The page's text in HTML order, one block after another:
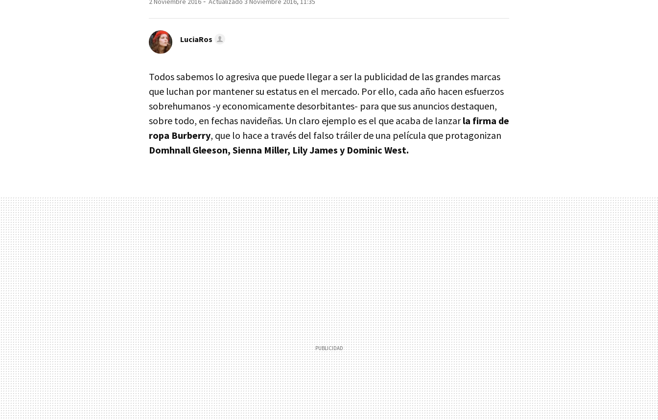
LuciaRos
Todos sabemos lo agresiva que puede llegar a ser la publicidad de las grandes marcas
que luchan por mantener su estatus en el mercado. Por ello, cada año hacen esfuerzos
sobrehumanos -y economicamente desorbitantes- para que sus anuncios destaquen,
sobre todo, en fechas navideñas. Un claro ejemplo es el que acaba de lanzarla firma de
ropa Burberry, que lo hace a través del falso tráiler de una película que protagonizan
Domhnall Gleeson, Sienna Miller, Lily James y Dominic West.